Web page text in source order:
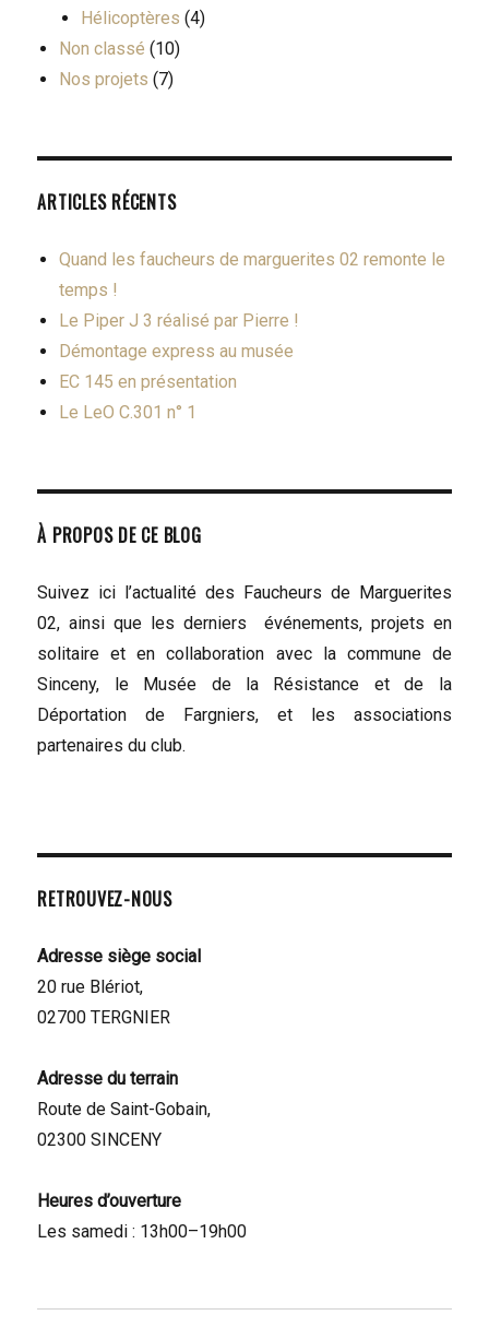
Hélicoptères (4)
Non classé (10)
Nos projets (7)
ARTICLES RÉCENTS
Quand les faucheurs de marguerites 02 remonte le
temps !
Le Piper J 3 réalisé par Pierre !
Démontage express au musée
EC 145 en présentation
Le LeO C.301 n° 1
À PROPOS DE CE BLOG
Suivez ici l’actualité des Faucheurs de Marguerites
02, ainsi que les derniers événements, projets en
solitaire et en collaboration avec la commune de
Sinceny, le Musée de la Résistance et de la
Déportation de Fargniers, et les associations
partenaires du club.
RETROUVEZ-NOUS
Adresse siège social
20 rue Blériot,
02700 TERGNIER
Adresse du terrain
Route de Saint-Gobain,
02300 SINCENY
Heures d’ouverture
Les samedi : 13h00–19h00